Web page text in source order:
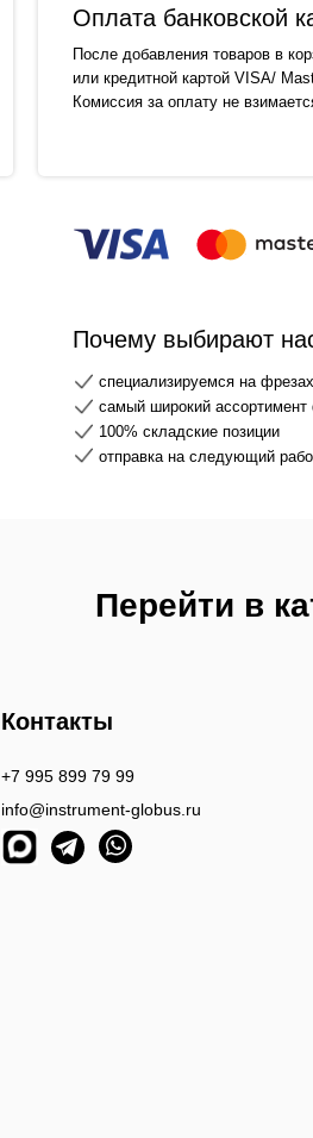
Оплата банковской
После добавления товаров в
или кредитной картой VISA/
Комиссия за оплату не
Почему выбирают
специализируемся на
самый широкий
100% складские позиции
отправка на следующий
Контакты
+7 995 899 79 99
info@instrument-globus.ru
Перейти в